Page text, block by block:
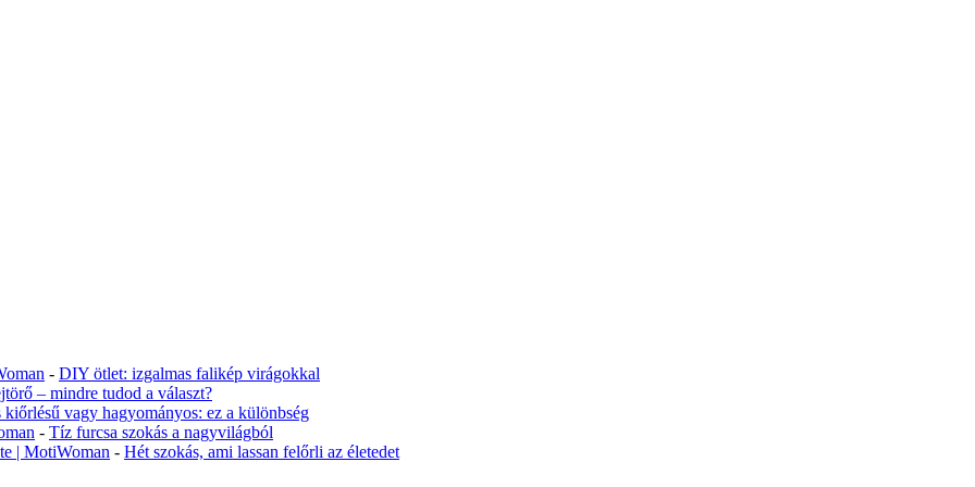
- DIY ötlet: izgalmas falikép virágokkal
– mindre tudod a választ?
kiőrlésű vagy hagyományos: ez a különbség
- Tíz furcsa szokás a nagyvilágból
| MotiWoman - Hét szokás, ami lassan felőrli az életedet